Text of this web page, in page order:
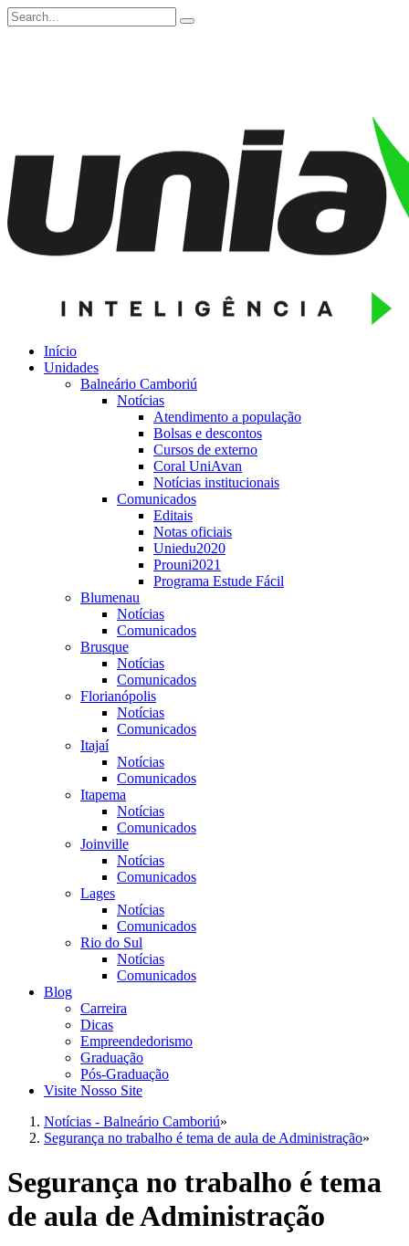
Início
Unidades
Balneário Camboriú
Notícias
Atendimento a população
Bolsas e descontos
Cursos de externo
Coral UniAvan
Notícias institucionais
Comunicados
Editais
Notas oficiais
Uniedu2020
Prouni2021
Programa Estude Fácil
Blumenau
Notícias
Comunicados
Brusque
Notícias
Comunicados
Florianópolis
Notícias
Comunicados
Itajaí
Notícias
Comunicados
Itapema
Notícias
Comunicados
Joinville
Notícias
Comunicados
Lages
Notícias
Comunicados
Rio do Sul
Notícias
Comunicados
Blog
Carreira
Dicas
Empreendedorismo
Graduação
Pós-Graduação
Visite Nosso Site
Notícias - Balneário Camboriú»
Segurança no trabalho é tema de aula de Administração»
Segurança no trabalho é tema
de aula de Administração